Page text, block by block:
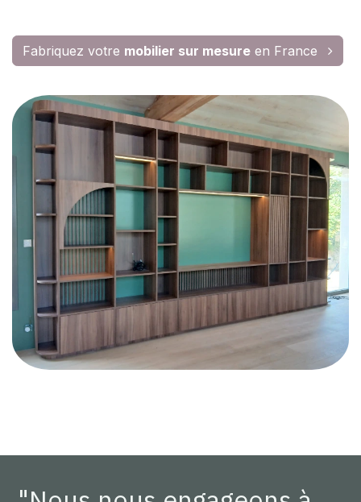
Fabriquez votre mobilier sur mesure en France